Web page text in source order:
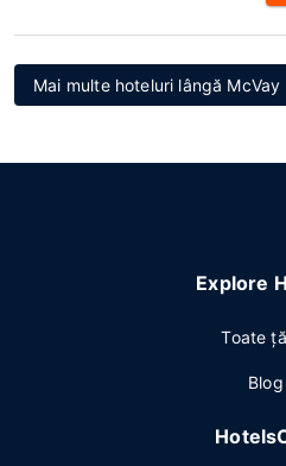
Mai multe hoteluri lângă
Explore
Toate
Blog